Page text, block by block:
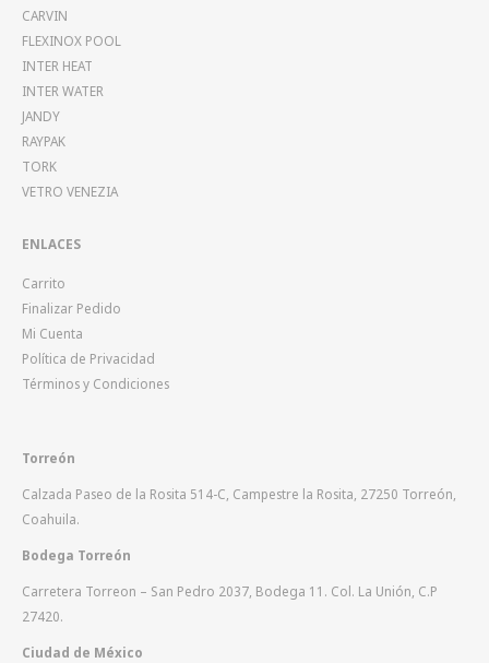
CARVIN
FLEXINOX POOL
INTER HEAT
INTER WATER
JANDY
RAYPAK
TORK
VETRO VENEZIA
ENLACES
Carrito
Finalizar Pedido
Mi Cuenta
Política de Privacidad
Términos y Condiciones
Torreón
Calzada Paseo de la Rosita 514-C, Campestre la Rosita, 27250 Torreón,
Coahuila.
Bodega Torreón
Carretera Torreon – San Pedro 2037, Bodega 11. Col. La Unión, C.P
27420.
Ciudad de México